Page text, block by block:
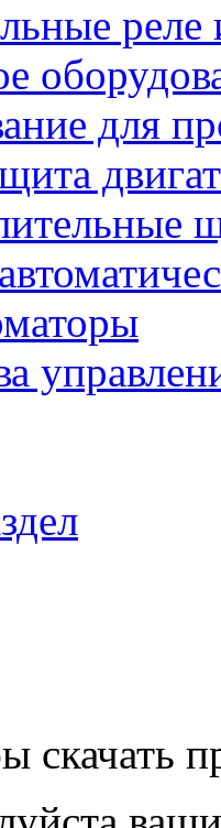
реле
для
скачать